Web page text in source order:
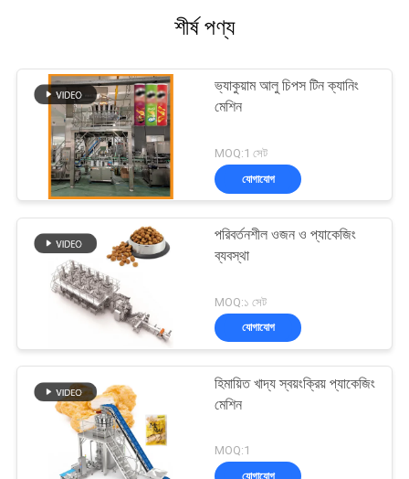
শীর্ষ পণ্য
ভ্যাকুয়াম আলু চিপস টিন ক্যানিং
মেশিন
MOQ:1 সেট
যোগাযোগ
পরিবর্তনশীল ওজন ও প্যাকেজিং
ব্যবস্থা
MOQ:১ সেট
যোগাযোগ
হিমায়িত খাদ্য স্বয়ংক্রিয় প্যাকেজিং
মেশিন
MOQ:1